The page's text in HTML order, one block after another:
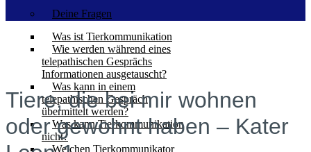
Deine Fragen
Was ist Tierkommunikation
Wie werden während eines
telepathischen Gesprächs
Informationen ausgetauscht?
Was kann in einem
telepathischen Gespräch
übermittelt werden?
Was kann Tierkommunikation
nicht?
Welchen Tierkommunikator
Tiere, die bei mir wohnen
oder gewohnt haben – Kater